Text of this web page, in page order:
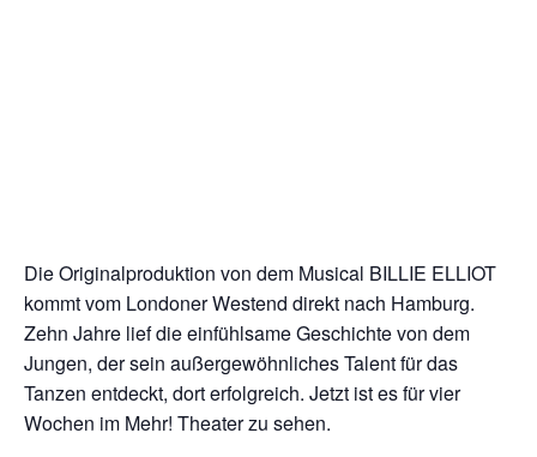
Die Originalproduktion von dem Musical BILLIE ELLIOT
kommt vom Londoner Westend direkt nach Hamburg.
Zehn Jahre lief die einfühlsame Geschichte von dem
Jungen, der sein außergewöhnliches Talent für das
Tanzen entdeckt, dort erfolgreich. Jetzt ist es für vier
Wochen im Mehr! Theater zu sehen.